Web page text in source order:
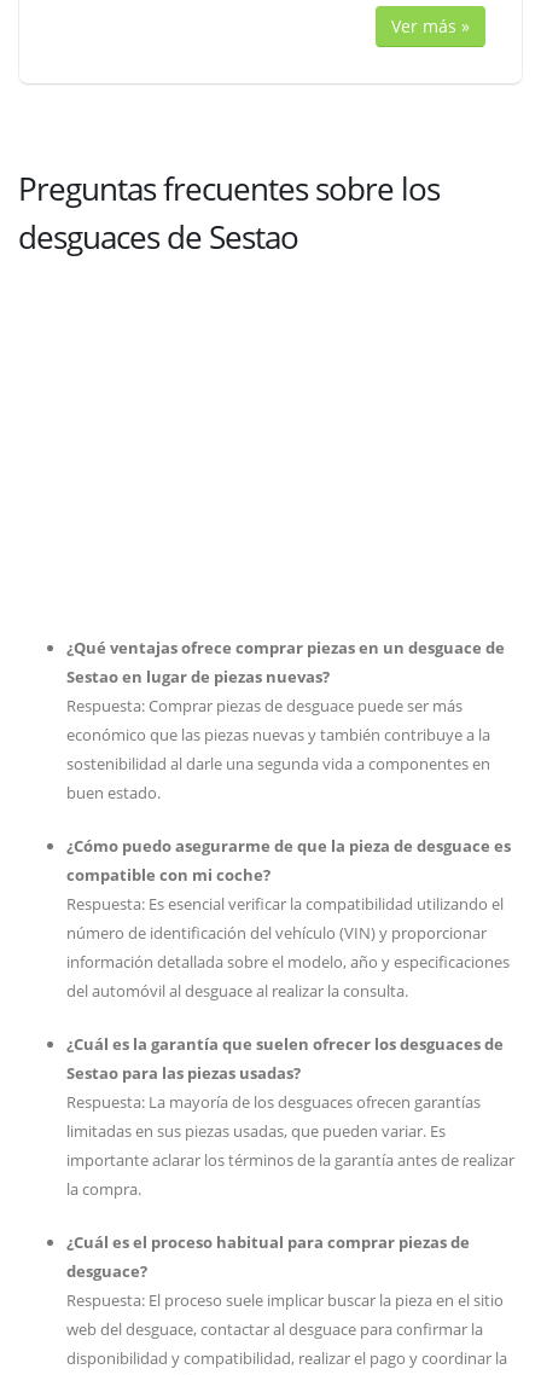
Ver más »
Preguntas frecuentes sobre los
desguaces de Sestao
¿Qué ventajas ofrece comprar piezas en un desguace de
Sestao en lugar de piezas nuevas?
Respuesta: Comprar piezas de desguace puede ser más
económico que las piezas nuevas y también contribuye a la
sostenibilidad al darle una segunda vida a componentes en
buen estado.
¿Cómo puedo asegurarme de que la pieza de desguace es
compatible con mi coche?
Respuesta: Es esencial verificar la compatibilidad utilizando el
número de identificación del vehículo (VIN) y proporcionar
información detallada sobre el modelo, año y especificaciones
del automóvil al desguace al realizar la consulta.
¿Cuál es la garantía que suelen ofrecer los desguaces de
Sestao para las piezas usadas?
Respuesta: La mayoría de los desguaces ofrecen garantías
limitadas en sus piezas usadas, que pueden variar. Es
importante aclarar los términos de la garantía antes de realizar
la compra.
¿Cuál es el proceso habitual para comprar piezas de
desguace?
Respuesta: El proceso suele implicar buscar la pieza en el sitio
web del desguace, contactar al desguace para confirmar la
disponibilidad y compatibilidad, realizar el pago y coordinar la